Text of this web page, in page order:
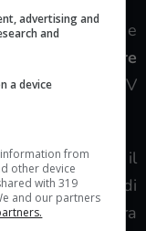
le combo e
di
fare
dei demoni di V
raggiungere il
hai bisogno di
la nostra
advertising and
and
a device
from
other device
with 319
and our partners